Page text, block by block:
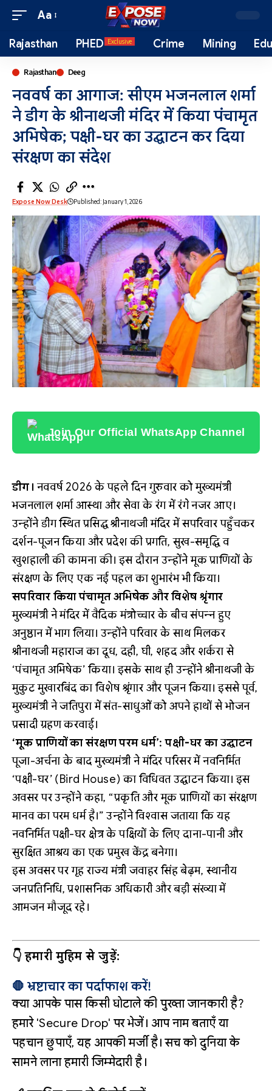
Aa
Rajasthan PHED Exclusive Crime Mining
Rajasthan Deeg
नववर्ष का आगाज: सीएम भजनलाल शर्मा
ने डीग के श्रीनाथजी मंदिर में किया पंचामृत
अभिषेक; पक्षी-घर का उद्घाटन कर दिया
संरक्षण का संदेश
Expose Now Desk Published: January 1, 2026
Join Our Official WhatsApp Channel
डीग। नववर्ष 2026 के पहले दिन गुरुवार को मुख्यमंत्री
भजनलाल शर्मा आस्था और सेवा के रंग में रंगे नजर आए।
उन्होंने डीग स्थित प्रसिद्ध श्रीनाथजी मंदिर में सपरिवार पहुँचकर
दर्शन-पूजन किया और प्रदेश की प्रगति, सुख-समृद्धि व
खुशहाली की कामना की। इस दौरान उन्होंने मूक प्राणियों के
संरक्षण के लिए एक नई पहल का शुभारंभ भी किया।
सपरिवार किया पंचामृत अभिषेक और विशेष श्रृंगार
मुख्यमंत्री ने मंदिर में वैदिक मंत्रोच्चार के बीच संपन्न हुए
अनुष्ठान में भाग लिया। उन्होंने परिवार के साथ मिलकर
श्रीनाथजी महाराज का दूध, दही, घी, शहद और शर्करा से
‘पंचामृत अभिषेक’ किया। इसके साथ ही उन्होंने श्रीनाथजी के
मुकुट मुखारबिंद का विशेष श्रृंगार और पूजन किया। इससे पूर्व,
मुख्यमंत्री ने जतिपुरा में संत-साधुओं को अपने हाथों से भोजन
प्रसादी ग्रहण करवाई।
‘मूक प्राणियों का संरक्षण परम धर्म’: पक्षी-घर का उद्घाटन
पूजा-अर्चना के बाद मुख्यमंत्री ने मंदिर परिसर में नवनिर्मित
‘पक्षी-घर’ (Bird House) का विधिवत उद्घाटन किया। इस
अवसर पर उन्होंने कहा, “प्रकृति और मूक प्राणियों का संरक्षण
मानव का परम धर्म है।” उन्होंने विश्वास जताया कि यह
नवनिर्मित पक्षी-घर क्षेत्र के पक्षियों के लिए दाना-पानी और
सुरक्षित आश्रय का एक प्रमुख केंद्र बनेगा।
इस अवसर पर गृह राज्य मंत्री जवाहर सिंह बेढ़म, स्थानीय
जनप्रतिनिधि, प्रशासनिक अधिकारी और बड़ी संख्या में
आमजन मौजूद रहे।
👇 हमारी मुहिम से जुड़ें:
🛑 भ्रष्टाचार का पर्दाफाश करें!
क्या आपके पास किसी घोटाले की पुख्ता जानकारी है?
हमारे 'Secure Drop' पर भेजें। आप नाम बताएँ या
पहचान छुपाएँ, यह आपकी मर्जी है। सच को दुनिया के
सामने लाना हमारी जिम्मेदारी है।